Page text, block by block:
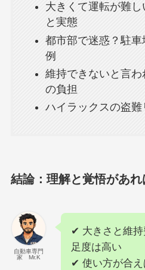
大きくて運転が難
と実態
都市部で迷惑？駐
例
維持できないと言
の負担
ハイラックスの盗
結論：理解と覚悟があ
自動車専門
家 Mr.K
✔ 大きさと維
足度は高い
✔ 使い方が合